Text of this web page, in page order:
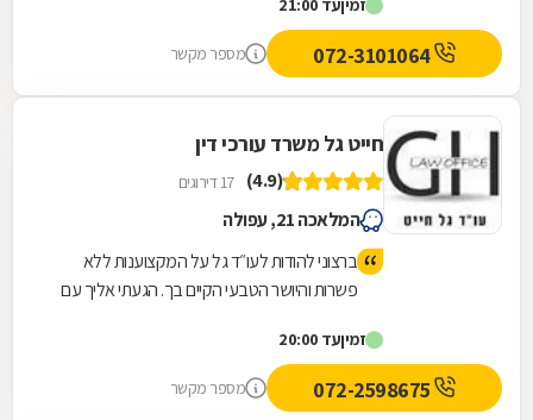
זמיןעד 21:00
072-3101064 מספר מקשר
חייט גל משרד עורכי דין
(4.9) 17 דירוגים
המלאכה 21, עפולה
ברצוני להודות לעו״ד גל על המקצוענות ללא
פשרות והיושר הטבעי הקיים בך. הגעתי אליך עם
להסביר וללוות אותי יד ביד לאורך הדרך. הרגשת
הביטחון הזאת שווה הכל ואני כל כך שמחה
שבחרתי נכון. תודה רבה!!
זמיןעד 20:00
מספר מקשר